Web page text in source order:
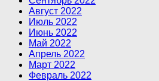
Август 2022
Июль 2022
Июнь 2022
Май 2022
Апрель 2022
Март 2022
Февраль 2022